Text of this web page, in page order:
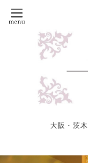
大阪・茨